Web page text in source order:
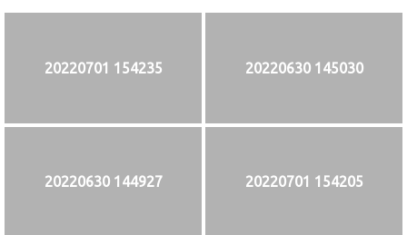
20220701 154235 20220630 145030
20220630 144927 20220701 154205